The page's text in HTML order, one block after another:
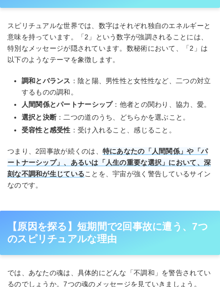
スピリチュアルな世界では、数字はそれぞれ独自のエネルギーと
意味を持っています。「2」という数字が強調されることには、
特別なメッセージが隠されています。数秘術において、「2」は
以下のようなテーマを象徴します。
調和とバランス ：陰と陽、男性性と女性性など、二つの対立
するものの調和。
人間関係とパートナーシップ：他者との関わり、協力、愛。
選択と決断 ：二つの道のうち、どちらかを選ぶこと。
受容性と感受性 ：受け入れること、感じること。
つまり、2回事故が続くのは、 特にあなたの「人間関係」や「パ
ートナーシップ」、あるいは「人生の重要な選択」において、深
刻な不調和が生じていることを、宇宙が強く警告しているサイン
なのです。
【原因を探る】短期間で2回事故に遭う、7つ
のスピリチュアルな理由
では、あなたの魂は、具体的にどんな「不調和」を警告されてい
るのでしょうか。7つの魂のメッセージを見ていきましょう。